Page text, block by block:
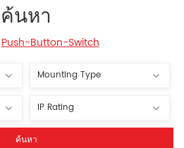
ค้นหา
Push-Button-Switch
ค้นหา